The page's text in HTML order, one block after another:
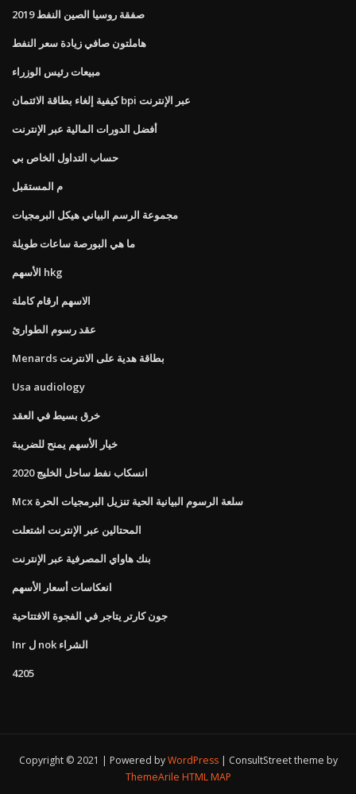
صفقة روسيا الصين النفط 2019
هاملتون صافي زيادة سعر النفط
مبيعات رئيس الوزراء
كيفية إلغاء بطاقة الائتمان bpi عبر الإنترنت
أفضل الدورات المالية عبر الإنترنت
حساب التداول الخاص بي
م المستقبل
مجموعة الرسم البياني هيكل البرمجيات
ما هي البورصة ساعات طويلة
الأسهم hkg
الاسهم ارقام كاملة
عقد رسوم الطوارئ
Menards بطاقة هدية على الانترنت
Usa audiology
خرق بسيط في العقد
خيار الأسهم يمنح للضريبة
انسكاب نفط ساحل الخليج 2020
Mcx سلعة الرسوم البيانية الحية تنزيل البرمجيات الحرة
المحتالين عبر الإنترنت اشتعلت
بنك هاواي المصرفية عبر الإنترنت
انعكاسات أسعار الأسهم
جون كارتر يتاجر في الفجوة الافتتاحية
Inr ل nok الشراء
4205
Copyright © 2021 | Powered byWordPress
ConsultStreet theme by
ThemeArile HTML MAP